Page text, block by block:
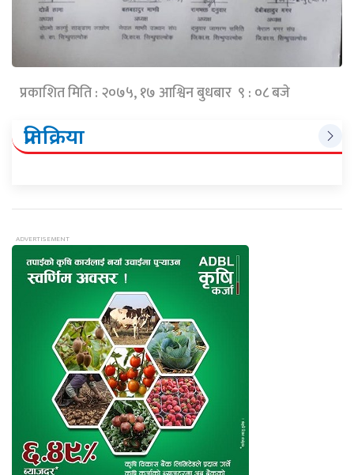
प्रकाशित मिति : २०७५, १७ आश्विन बुधबार ९ : ०८ बजे
प्रतिक्रिया